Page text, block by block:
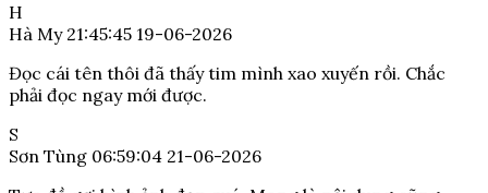
H
Hà My 21:45:45 19-06-2026
Đọc cái tên thôi đã thấy tim mình xao xuyến rồi. Chắc
phải đọc ngay mới được.
S
Sơn Tùng 06:59:04 21-06-2026